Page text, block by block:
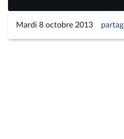
Mardi 8 octobre 2013